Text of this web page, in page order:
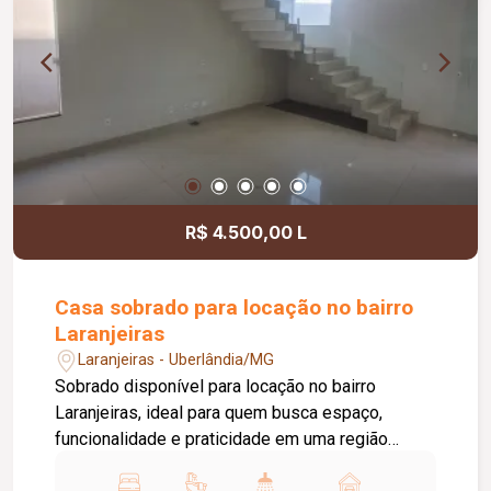
integrada à área de serviço equipada com
cooktop, botijão de gás e máquina de lavar, piso
em porcelanato, pintura nova e aproximadamente
R$ 4.500,00 L
Casa sobrado para locação no bairro
Laranjeiras
Laranjeiras - Uberlândia/MG
Sobrado disponível para locação no bairro
Laranjeiras, ideal para quem busca espaço,
funcionalidade e praticidade em uma região